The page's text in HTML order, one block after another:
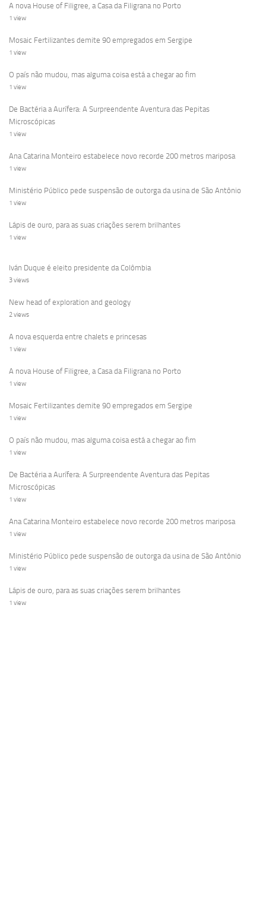
A nova House of Filigree, a Casa da Filigrana no Porto
1 view
Mosaic Fertilizantes demite 90 empregados em Sergipe
1 view
O país não mudou, mas alguma coisa está a chegar ao fim
1 view
De Bactéria a Aurífera: A Surpreendente Aventura das Pepitas
Microscópicas
1 view
Ana Catarina Monteiro estabelece novo recorde 200 metros mariposa
1 view
Ministério Público pede suspensão de outorga da usina de São Antônio
1 view
Lápis de ouro, para as suas criações serem brilhantes
1 view
Iván Duque é eleito presidente da Colômbia
3 views
New head of exploration and geology
2 views
A nova esquerda entre chalets e princesas
1 view
A nova House of Filigree, a Casa da Filigrana no Porto
1 view
Mosaic Fertilizantes demite 90 empregados em Sergipe
1 view
O país não mudou, mas alguma coisa está a chegar ao fim
1 view
De Bactéria a Aurífera: A Surpreendente Aventura das Pepitas
Microscópicas
1 view
Ana Catarina Monteiro estabelece novo recorde 200 metros mariposa
1 view
Ministério Público pede suspensão de outorga da usina de São Antônio
1 view
Lápis de ouro, para as suas criações serem brilhantes
1 view